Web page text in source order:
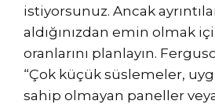
istiyorsunuz. Ancak
aldığınızdan emin olmak
oranlarını planlayın.
“Çok küçük süslemeler,
sahip olmayan paneller